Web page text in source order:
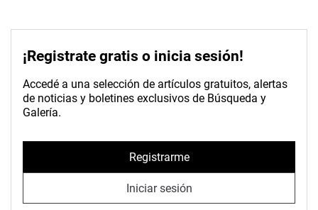
¡Registrate gratis o inicia sesión!
Accedé a una selección de artículos gratuitos, alertas
de noticias y boletines exclusivos de Búsqueda y
Galería.
Registrarme
Iniciar sesión